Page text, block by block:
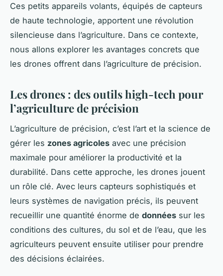
Ces petits appareils volants, équipés de capteurs
de haute technologie, apportent une révolution
silencieuse dans l’agriculture. Dans ce contexte,
nous allons explorer les avantages concrets que
les drones offrent dans l’agriculture de précision.
Les drones : des outils high-tech pour
l’agriculture de précision
L’agriculture de précision, c’est l’art et la science de
gérer les zones agricoles avec une précision
maximale pour améliorer la productivité et la
durabilité. Dans cette approche, les drones jouent
un rôle clé. Avec leurs capteurs sophistiqués et
leurs systèmes de navigation précis, ils peuvent
recueillir une quantité énorme de données sur les
conditions des cultures, du sol et de l’eau, que les
agriculteurs peuvent ensuite utiliser pour prendre
des décisions éclairées.